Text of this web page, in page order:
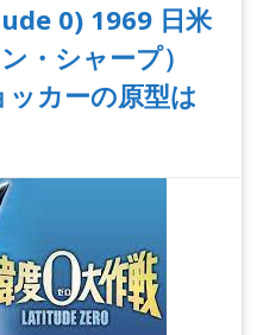
0) 1969 日米
・シャープ）
ッカーの原型は